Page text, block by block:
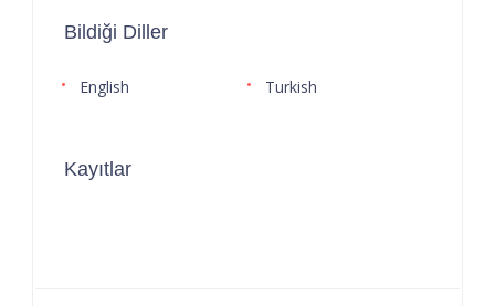
Bildiği Diller
English Turkish
Kayıtlar